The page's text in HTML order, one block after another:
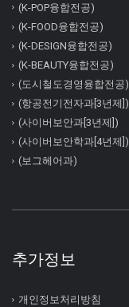
(K-POP융합전공)
(K-FOOD융합전공)
(K-DESIGN융합전공)
(K-BEAUTY융합전공)
(도시철도경영융합전공)
(항공전기전자과[3년제])
(사이버보안과[3년제])
(사이버보안학과[4년제])
(보그헤어과)
추가정보
개인정보처리방침